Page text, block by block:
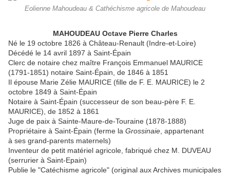
Eolienne Mahoudeau & Cathéchisme agricole de Mahoudeau
MAHOUDEAU Octave Pierre Charles
Né le 19 octobre 1826 à Château-Renault (Indre-et-Loire)
Décédé le 14 avril 1897 à Saint-Épain
Clerc de notaire chez maître François Emmanuel MAURICE
(1791-1851) notaire Saint-Épain, de 1846 à 1851
Il épouse Marie Zélie MAURICE (fille de F. E. MAURICE) le 2
octobre 1849 à Saint-Épain
Notaire à Saint-Épain (successeur de son beau-père F. E.
MAURICE), de 1852 à 1861
Juge de paix à Sainte-Maure-de-Touraine (1878-1888)
Propriétaire à Saint-Épain (ferme la Grossinaie , appartenant
à ses grand-parents maternels)
Inventeur de petit matériel agricole, fabriqué chez M. DUVEAU
(serrurier à Saint-Epain)
Publie le "Catéchisme agricole" (original aux Archives municipales